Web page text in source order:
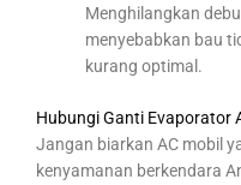
Menghilangkan
menyebabkan bau
kurang optimal.
Hubungi Ganti Evaporator
Jangan biarkan AC mobil
kenyamanan berkendara